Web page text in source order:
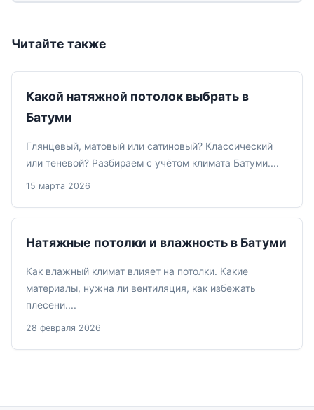
Читайте также
Какой натяжной потолок выбрать в
Батуми
Глянцевый, матовый или сатиновый? Классический
или теневой? Разбираем с учётом климата Батуми....
15 марта 2026
Натяжные потолки и влажность в Батуми
Как влажный климат влияет на потолки. Какие
материалы, нужна ли вентиляция, как избежать
плесени....
28 февраля 2026